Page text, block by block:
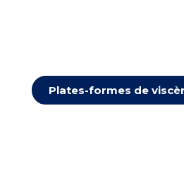
Plates-formes de